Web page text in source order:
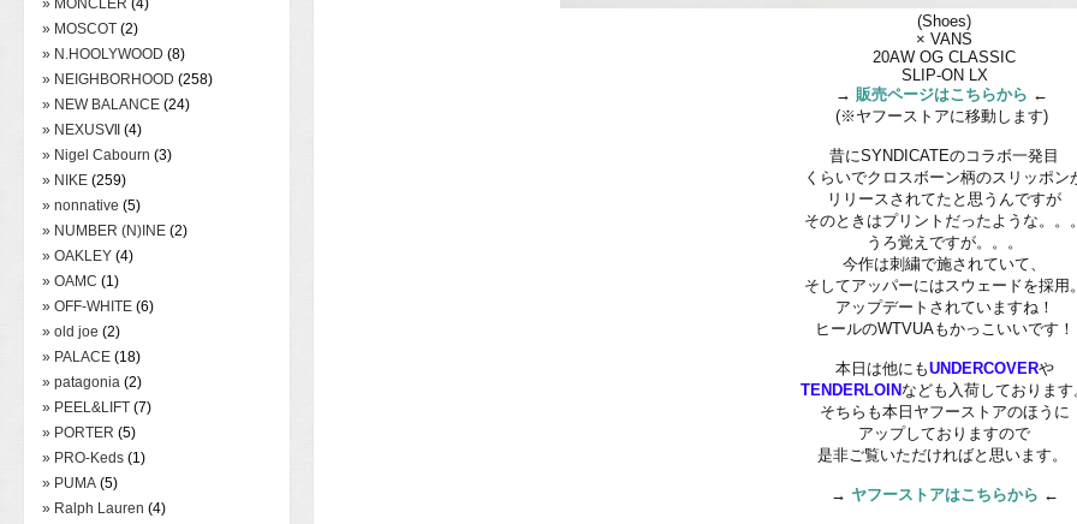
» MONCLER (4)
» MOSCOT (2)
» N.HOOLYWOOD (8)
» NEIGHBORHOOD (258)
» NEW BALANCE (24)
» NEXUSⅦ (4)
» Nigel Cabourn (3)
» NIKE (259)
» nonnative (5)
» NUMBER (N)INE (2)
» OAKLEY (4)
» OAMC (1)
» OFF-WHITE (6)
» old joe (2)
» PALACE (18)
» patagonia (2)
» PEEL&LIFT (7)
» PORTER (5)
» PRO-Keds (1)
» PUMA (5)
» Ralph Lauren (4)
(Shoes)
× VANS
20AW OG CLASSIC
SLIP-ON LX
→販売ページはこちらから ←
(※ヤフーストアに移動します)
昔にSYNDICATEのコラボ一発目
くらいでクロスボーン柄のスリッポン
リリースされてたと思うんですが
そのときはプリントだったような。。
うろ覚えですが。。。
今作は刺繍で施されていて、
そしてアッパーにはスウェードを採用
アップデートされていますね！
ヒールのWTVUAもかっこいいです！
本日は他にもUNDERCOVERや
TENDERLOIN なども入荷しております
そちらも本日ヤフーストアのほうに
アップしておりますので
是非ご覧いただければと思います。
→ ヤフーストアはこちらから ←